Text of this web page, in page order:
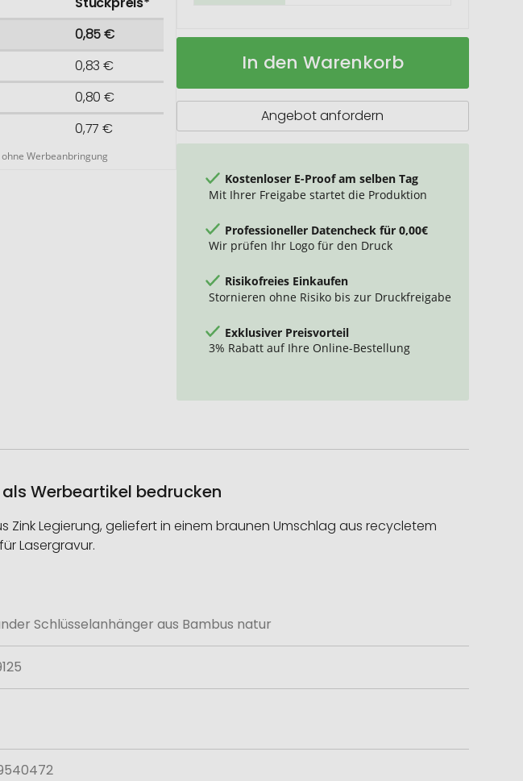
0,85 €
0,83 €
0,80 €
0,77 €
Werbeanbringung
Nino
aus
Auf
In den Warenkorb
Angebot anfordern
Kostenloser E-Proof am selben Tag
Mit Ihrer Freigabe startet die Produktion
Professioneller Datencheck für 0,00€
Wir prüfen Ihr Logo für den Druck
Risikofreies Einkaufen
Stornieren ohne Risiko bis zur Druckfreigabe
Exklusiver Preisvorteil
3% Rabatt auf Ihre Online-Bestellung
Werbeartikel bedrucken
Legierung, geliefert in einem braunen Umschlag aus recycletem
Lasergravur.
Schlüsselanhänger aus Bambus natur